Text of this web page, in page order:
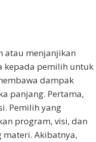
atau menjanjikan
kepada pemilih untuk
dampak
panjang. Pertama,
Pemilih yang
program, visi, dan
Akibatnya,